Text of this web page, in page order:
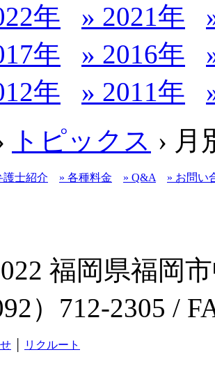
年 » 2021年
年 » 2016年
年 » 2011年
トピックス › 月
護士紹介 » 各種料金 » Q&A » お問い
福岡県福岡
）712-2305 /
リクルート